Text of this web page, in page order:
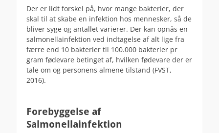
Der er lidt forskel på, hvor mange bakterier, der
skal til at skabe en infektion hos mennesker, så de
bliver syge og antallet varierer. Der kan opnås en
salmonellainfektion ved indtagelse af alt lige fra
færre end 10 bakterier til 100.000 bakterier pr
gram fødevare betinget af, hvilken fødevare der er
tale om og personens almene tilstand (FVST,
2016).
Forebyggelse af
Salmonellainfektion